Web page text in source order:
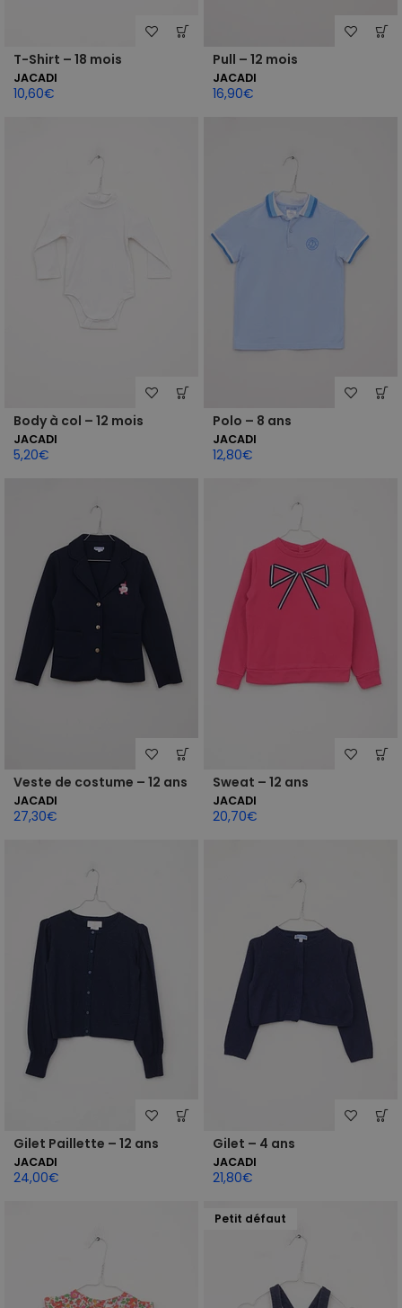
T-Shirt – 18 mois
JACADI
10,60€
Pull – 12 mois
JACADI
16,90€
Body à col – 12 mois
JACADI
5,20€
Polo – 8 ans
JACADI
12,80€
Veste de costume – 12 ans
JACADI
27,30€
Sweat – 12 ans
JACADI
20,70€
Gilet Paillette – 12 ans
JACADI
24,00€
Gilet – 4 ans
JACADI
21,80€
Petit défaut